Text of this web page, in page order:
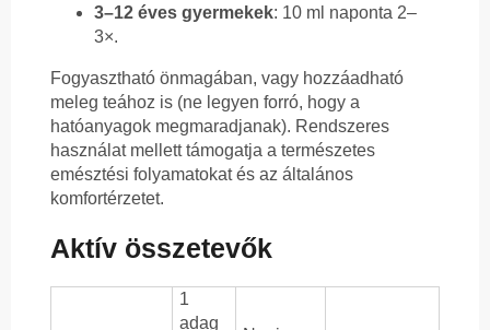
3–12 éves gyermekek: 10 ml naponta 2–
3×.
Fogyasztható önmagában, vagy hozzáadható
meleg teához is (ne legyen forró, hogy a
hatóanyagok megmaradjanak). Rendszeres
használat mellett támogatja a természetes
emésztési folyamatokat és az általános
komfortérzetet.
Aktív összetevők
1
adag